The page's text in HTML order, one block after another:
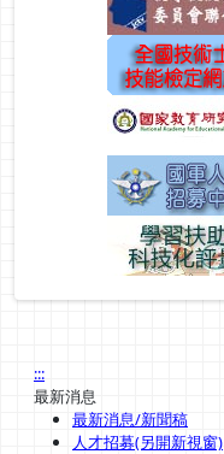
:::
最新消息
最新消息/新聞稿
人才招募(另開新視窗)